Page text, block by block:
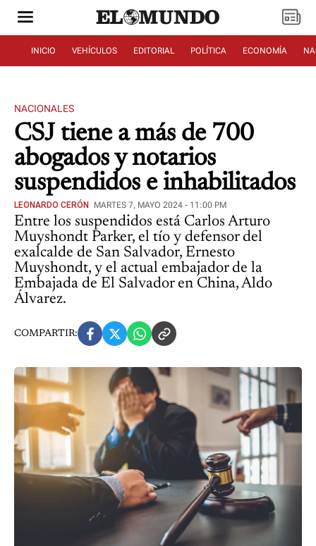
INICIO VEHÍCULOS EDITORIAL POLÍTICA ECONOMÍA
NACIONALES
CSJ tiene a más de 700
abogados y notarios
suspendidos e inhabilitados
LEONARDO CERÓN MARTES 7, MAYO 2024 - 11:00 PM
Entre los suspendidos está Carlos Arturo
Muyshondt Parker, el tío y defensor del
exalcalde de San Salvador, Ernesto
Muyshondt, y el actual embajador de la
Embajada de El Salvador en China, Aldo
Álvarez.
COMPARTIR: